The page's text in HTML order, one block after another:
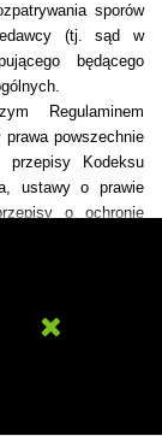
sporów
(tj. sąd w
będącego
Regulaminem
prawa powszechnie
przepisy Kodeksu
ustawy o prawie
o ochronie
r.
and